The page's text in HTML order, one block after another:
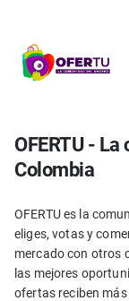
OFERTU -
Colombia
OFERTU es la
eliges, votas y
mercado con otros
las mejores
ofertas reciben